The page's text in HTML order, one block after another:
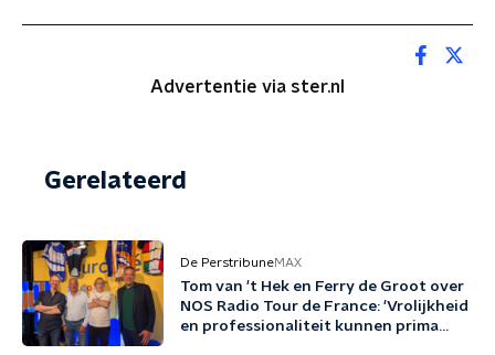
Advertentie via ster.nl
Gerelateerd
De PerstribuneMAX
Tom van 't Hek en Ferry de Groot over
NOS Radio Tour de France: 'Vrolijkheid
en professionaliteit kunnen prima